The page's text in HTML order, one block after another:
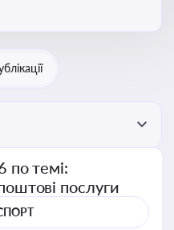
Для
реєстрах і
по темі:
послуги